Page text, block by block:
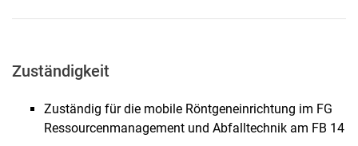
Zuständigkeit
Zuständig für die mobile Röntgeneinrichtung im FG
Ressourcenmanagement und Abfalltechnik am FB 14